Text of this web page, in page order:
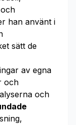
han använt i
sätt de
av egna
och
och